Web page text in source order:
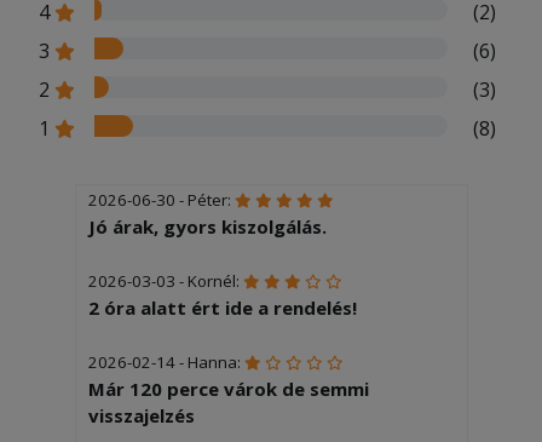
4
(2)
3
(6)
2
(3)
1
(8)
2026-06-30 - Péter:
Jó árak, gyors kiszolgálás.
2026-03-03 - Kornél:
2 óra alatt ért ide a rendelés!
2026-02-14 - Hanna:
Már 120 perce várok de semmi
visszajelzés